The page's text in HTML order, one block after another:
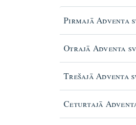
Pirmajā Adventa
Otrajā Adventa
Trešajā Adventa
Ceturtajā